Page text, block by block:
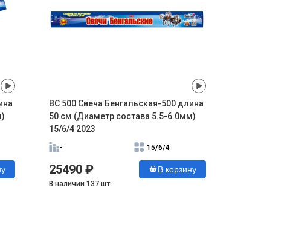
ВС 500 Свеча Бенгальская-500 длина
50 см (Диаметр состава 5.5-6.0мм)
15/6/4 2023
- 15/6/4
25490 ₽ В корзину
В наличии 137 шт.